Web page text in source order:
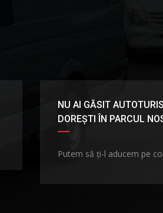
NU AI GĂSIT
DOREȘTI ÎN PARCUL
Putem să ți-l aducem pe